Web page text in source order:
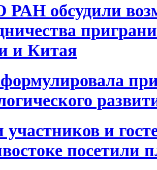
обсудили
и Китая
участников и